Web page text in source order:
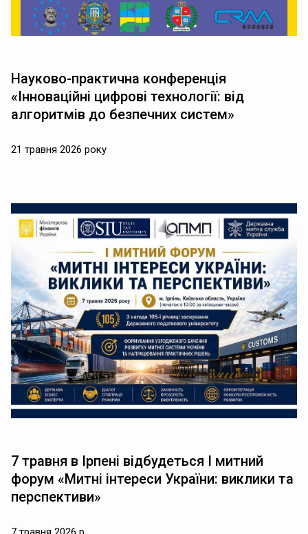
Науково-практична конференція
«Інноваційні цифрові технології: від
алгоритмів до безпечних систем»
21 травня 2026 року
7 травня в Ірпені відбудеться І митний
форум «Митні інтереси України: виклики та
перспективи»